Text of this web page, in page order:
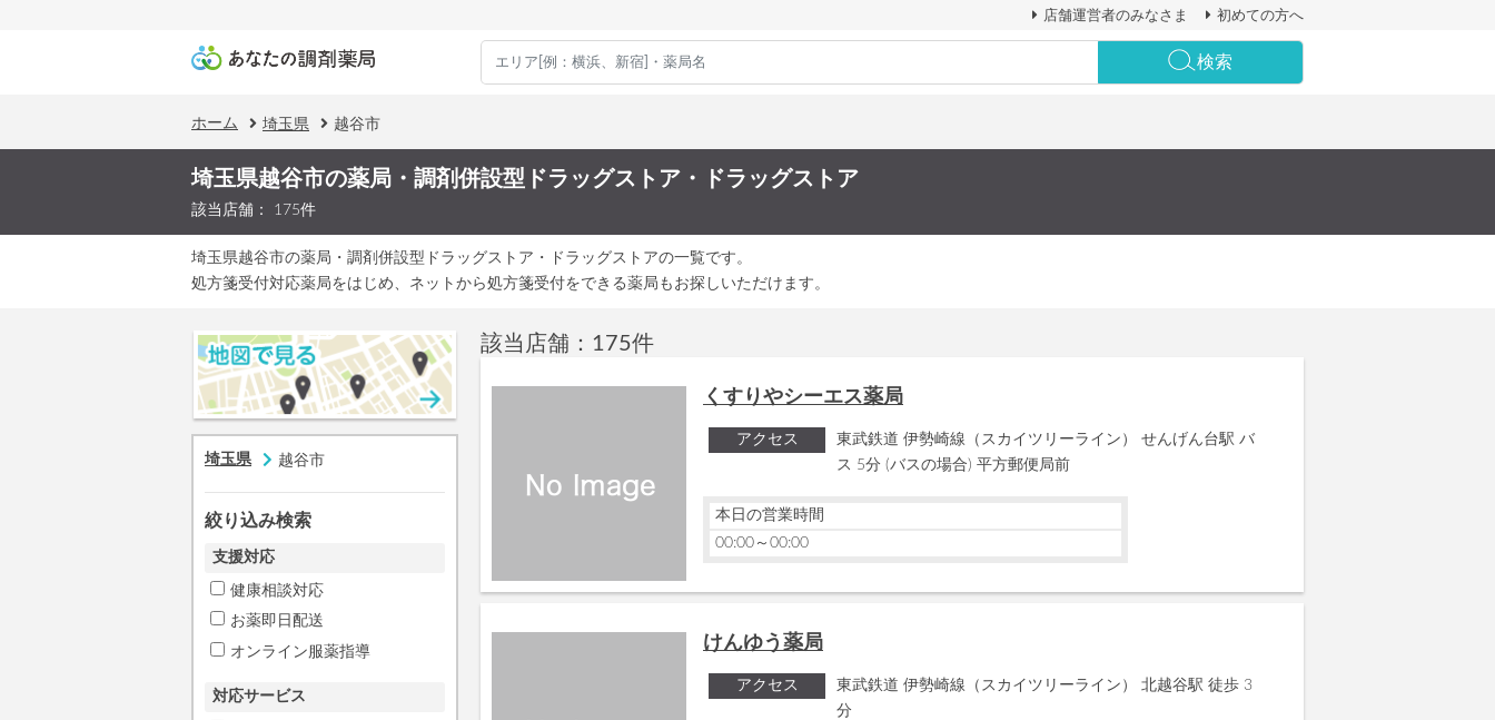
店舗運営者のみなさま 初めての方へ
検索
ホーム 埼玉県 越谷市
埼玉県越谷市の薬局・調剤併設型ドラッグストア・ドラッグストア
該当店舗： 175件
埼玉県越谷市の薬局・調剤併設型ドラッグストア・ドラッグストアの一覧です。
処方箋受付対応薬局をはじめ、ネットから処方箋受付をできる薬局もお探しいただけます。
埼玉県 越谷市
絞り込み検索
支援対応
健康相談対応
お薬即日配送
オンライン服薬指導
対応サービス
該当店舗：175件
くすりやシーエス薬局
アクセス
東武鉄道 伊勢崎線（スカイツリーライン） せんげん台駅 バ
ス 5分 (バスの場合) 平方郵便局前
本日の営業時間
00:00～00:00
けんゆう薬局
アクセス
東武鉄道 伊勢崎線（スカイツリーライン） 北越谷駅 徒歩 3
分